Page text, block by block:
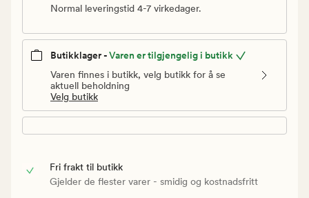
Normal leveringstid 4-7 virkedager.
Butikklager -Varen er tilgjengelig i butikk
Varen finnes i butikk, velg butikk for å se
aktuell beholdning
Velg butikk
Fri frakt til butikk
Gjelder de flester varer - smidig og kostnadsfritt